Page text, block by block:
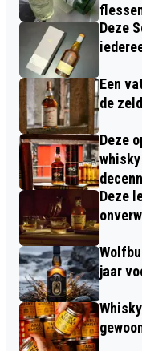
Deze
Een
de
Deze
Deze
jaar